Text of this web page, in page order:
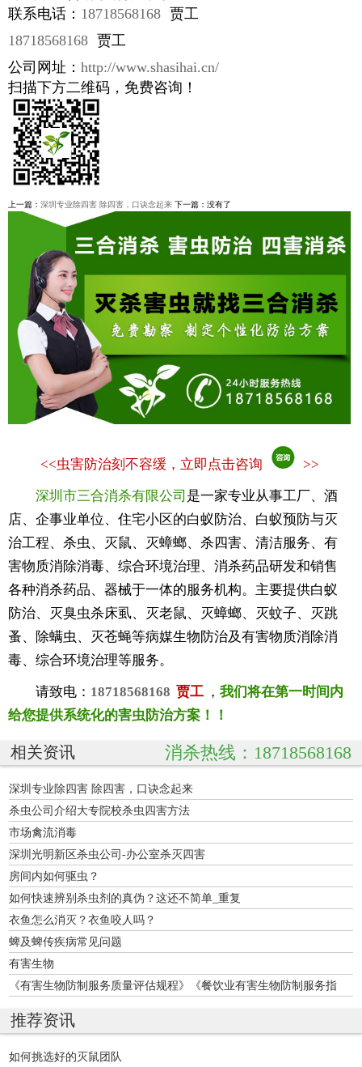
联系电话： 18718568168 贾工
18718568168 贾工
公司网址： http://www.shasihai.cn/
扫描下方二维码，免费咨询！
上一篇： 深圳专业除四害 除四害，口诀念起来 下一篇：没有了
<<虫害防治刻不容缓，立即点击咨询 >>
深圳市三合消杀有限公司 是一家专业从事工厂、酒
店、企事业单位、住宅小区的白蚁防治、白蚁预防与灭
治工程、杀虫、灭鼠、灭蟑螂、杀四害、清洁服务、有
害物质消除消毒、综合环境治理、消杀药品研发和销售
各种消杀药品、器械于一体的服务机构。主要提供白蚁
防治、灭臭虫杀床虱、灭老鼠、灭蟑螂、灭蚊子、灭跳
蚤、除螨虫、灭苍蝇等病媒生物防治及有害物质消除消
毒、综合环境治理等服务。
请致电： 18718568168 贾工 ， 我们将在第一时间内
给您提供系统化的害虫防治方案！！
相关资讯 消杀热线：18718568168
深圳专业除四害 除四害，口诀念起来
杀虫公司介绍大专院校杀虫四害方法
市场禽流消毒
深圳光明新区杀虫公司-办公室杀灭四害
房间内如何驱虫？
如何快速辨别杀虫剂的真伪？这还不简单_重复
衣鱼怎么消灭？衣鱼咬人吗？
蜱及蜱传疾病常见问题
有害生物
《有害生物防制服务质量评估规程》《餐饮业有害生物防制服务指
推荐资讯
如何挑选好的灭鼠团队